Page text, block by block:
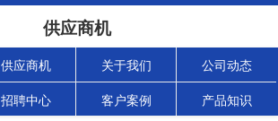
供应商机
供应商机 关于我们 公司动态
招聘中心 客户案例 产品知识